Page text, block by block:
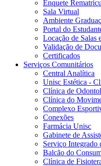
Enquete
Sala Virtual
Ambiente
Portal do
Locação de Salas
Validação de
Certificados
Serviços Comunitários
Central Analítica
Unisc Estética -
Clínica de
Clínica do
Complexo
Conexões
Farmácia Unisc
Gabinete de
Serviço Integrado
Balcão do
Clínica de